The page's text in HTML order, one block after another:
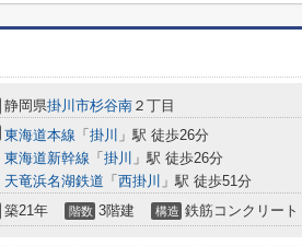
静岡県掛川市杉谷南 ２丁目
東海道本線 「 掛川 」駅 徒歩26分
東海道新幹線 「 掛川 」駅 徒歩26分
天竜浜名湖鉄道 「 西掛川 」駅 徒歩51分
築21年 階数 3階建 構造 鉄筋コンクリート